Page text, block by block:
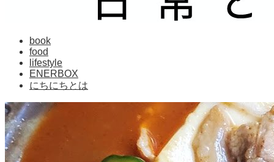
book
food
lifestyle
ENERBOX
にちにちとは